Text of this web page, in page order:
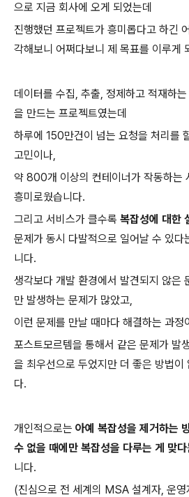
으로 지금 회사에 오게 되었는데
진행했던 프로젝트가 흥미롭다고 하긴
각해보니 어쩌다보니 제 목표를 이루게
데이터를 수집, 추출, 정제하고 적재하
을 만드는 프로젝트였는데
하루에 150만건이 넘는 요청을 처리를
고민이나,
약 800개 이상의 컨테이너가 작동하는
흥미로웠습니다.
그리고 서비스가 클수록 복잡성에 대한
문제가 동시 다발적으로 일어날 수 있다
니다.
생각보다 개발 환경에서 발견되지 않은
만 발생하는 문제가 많았고,
이런 문제를 만날 때마다 해결하는 과정
포스트모르템을 통해서 같은 문제가 발
을 최우선으로 두었지만 더 좋은 방법이
다.
개인적으로는 아예 복잡성을 제거하는
수 없을 때에만 복잡성을 다루는 게 맞다
니다.
(진심으로 전 세계의 MSA 설계자, 운